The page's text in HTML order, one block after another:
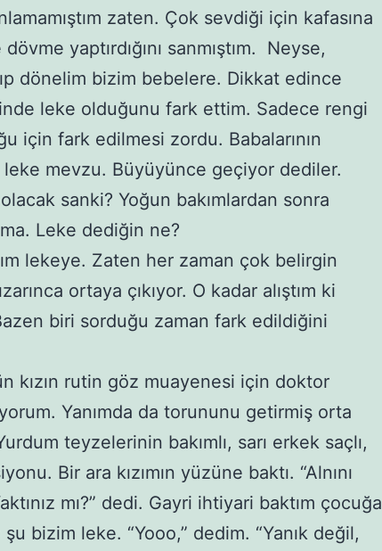
zaten. Çok sevdiği için kafasına
yaptırdığını sanmıştım. Neyse,
dönelim bizim bebelere. Dikkat edince
leke olduğunu fark ettim. Sadece rengi
için fark edilmesi zordu. Babalarının
leke mevzu. Büyüyünce geçiyor dediler.
sanki? Yoğun bakımlardan sonra
Leke dediğin ne?
lekeye. Zaten her zaman çok belirgin
ortaya çıkıyor. O kadar alıştım ki
biri sorduğu zaman fark edildiğini
kızın rutin göz muayenesi için doktor
Yanımda da torununu getirmiş orta
teyzelerinin bakımlı, sarı erkek saçlı,
Bir ara kızımın yüzüne baktı. “Alnını
mı?” dedi. Gayri ihtiyari baktım çocuğa
bizim leke. “Yooo,” dedim. “Yanık değil,